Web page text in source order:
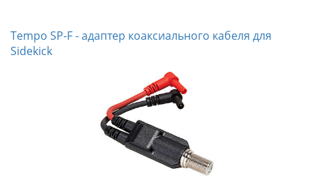
Tempo SP-F - адаптер коаксиального кабеля для
Sidekick